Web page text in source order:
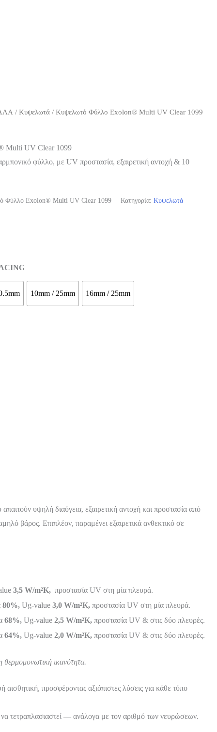
/Κυψελωτά / Kυψελωτό Φύλλο Exolon® Multi UV Clear 1099
Multi UV Clear 1099
φύλλο, με UV προστασία, εξαιρετική αντοχή & 10
Φύλλο Exolon® Μulti UV Clear 1099 Κατηγορία:Κυψελωτά
10mm / 25mm 16mm / 25mm
υψηλή διαύγεια, εξαιρετική αντοχή και προστασία από
βάρος. Επιπλέον, παραμένει εξαιρετικά ανθεκτικό σε
3,5 W/m²K, προστασία UV στη μία πλευρά.
80%, Ug-value 3,0 W/m²K, προστασία UV στη μία πλευρά.
68%, Ug-value 2,5 W/m²K, προστασία UV & στις δύο πλευρές.
64%, Ug-value 2,0 W/m²K, προστασία UV & στις δύο πλευρές.
θερμομονωτική ικανότητα.
προσφέροντας αξιόπιστες λύσεις για κάθε τύπο
να τετραπλασιαστεί — ανάλογα με τον αριθμό των νευρώσεων.